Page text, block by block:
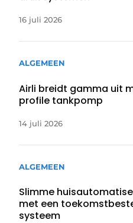
16 juli 2026
ALGEMEEN
Airli breidt gamma uit
profile tankpomp
14 juli 2026
ALGEMEEN
Slimme
met een
systeem